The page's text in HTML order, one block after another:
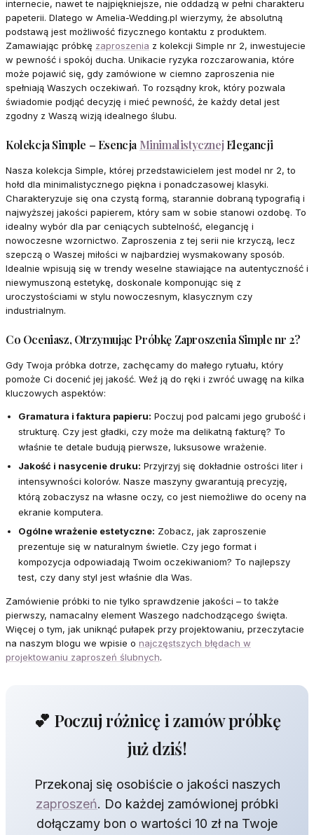
internecie, nawet te najpiękniejsze, nie oddadzą w pełni charakteru
papeterii. Dlatego w Amelia-Wedding.pl wierzymy, że absolutną
podstawą jest możliwość fizycznego kontaktu z produktem.
Zamawiając próbkę zaproszenia z kolekcji Simple nr 2, inwestujecie
w pewność i spokój ducha. Unikacie ryzyka rozczarowania, które
może pojawić się, gdy zamówione w ciemno zaproszenia nie
spełniają Waszych oczekiwań. To rozsądny krok, który pozwala
świadomie podjąć decyzję i mieć pewność, że każdy detal jest
zgodny z Waszą wizją idealnego ślubu.
Kolekcja Simple – Esencja Minimalistycznej Elegancji
Nasza kolekcja Simple, której przedstawicielem jest model nr 2, to
hołd dla minimalistycznego piękna i ponadczasowej klasyki.
Charakteryzuje się ona czystą formą, starannie dobraną typografią i
najwyższej jakości papierem, który sam w sobie stanowi ozdobę. To
idealny wybór dla par ceniących subtelność, elegancję i
nowoczesne wzornictwo. Zaproszenia z tej serii nie krzyczą, lecz
szepczą o Waszej miłości w najbardziej wysmakowany sposób.
Idealnie wpisują się w trendy weselne stawiające na autentyczność i
niewymuszoną estetykę, doskonale komponując się z
uroczystościami w stylu nowoczesnym, klasycznym czy
industrialnym.
Co Oceniasz, Otrzymując Próbkę Zaproszenia Simple nr 2?
Gdy Twoja próbka dotrze, zachęcamy do małego rytuału, który
pomoże Ci docenić jej jakość. Weź ją do ręki i zwróć uwagę na kilka
kluczowych aspektów:
Gramatura i faktura papieru: Poczuj pod palcami jego grubość i
strukturę. Czy jest gładki, czy może ma delikatną fakturę? To
właśnie te detale budują pierwsze, luksusowe wrażenie.
Jakość i nasycenie druku: Przyjrzyj się dokładnie ostrości liter i
intensywności kolorów. Nasze maszyny gwarantują precyzję,
którą zobaczysz na własne oczy, co jest niemożliwe do oceny na
ekranie komputera.
Ogólne wrażenie estetyczne: Zobacz, jak zaproszenie
prezentuje się w naturalnym świetle. Czy jego format i
kompozycja odpowiadają Twoim oczekiwaniom? To najlepszy
test, czy dany styl jest właśnie dla Was.
Zamówienie próbki to nie tylko sprawdzenie jakości – to także
pierwszy, namacalny element Waszego nadchodzącego święta.
Więcej o tym, jak uniknąć pułapek przy projektowaniu, przeczytacie
na naszym blogu we wpisie o najczęstszych błędach w
projektowaniu zaproszeń ślubnych.
💕 Poczuj różnicę i zamów próbkę
już dziś!
Przekonaj się osobiście o jakości naszych
zaproszeń. Do każdej zamówionej próbki
dołączamy bon o wartości 10 zł na Twoje